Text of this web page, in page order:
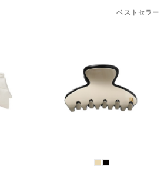
ベストセラー